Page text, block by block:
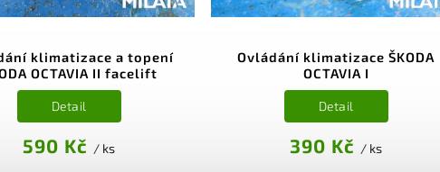
klimatizace a topení
OCTAVIA II facelift
590 Kč / ks
Detail
Ovládání klimatizace ŠKODA
OCTAVIA I
390 Kč / ks
Detail